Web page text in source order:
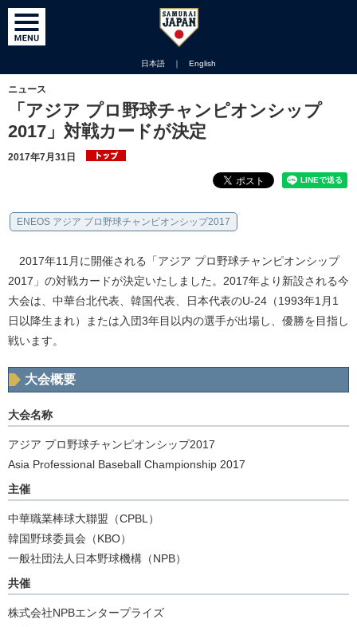
日本語 ｜ English
ニュース
「アジア プロ野球チャンピオンシップ
2017」対戦カードが決定
2017年7月31日
ENEOS アジア プロ野球チャンピオンシップ2017
2017年11月に開催される「アジア プロ野球チャンピオンシップ
2017」の対戦カードが決定いたしました。2017年より新設される今
大会は、中華台北代表、韓国代表、日本代表のU-24（1993年1月1
日以降生まれ）または入団3年目以内の選手が出場し、優勝を目指し
戦います。
大会概要
大会名称
アジア プロ野球チャンピオンシップ2017
Asia Professional Baseball Championship 2017
主催
中華職業棒球大聯盟（CPBL）
韓国野球委員会（KBO）
一般社団法人日本野球機構（NPB）
共催
株式会社NPBエンタープライズ